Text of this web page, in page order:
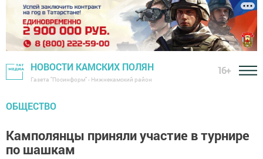
НОВОСТИ КАМСКИХ ПОЛЯН
Газета "Посинформ" - Нижнекамский район
16+
ОБЩЕСТВО
Камполянцы приняли участие в турнире
по шашкам